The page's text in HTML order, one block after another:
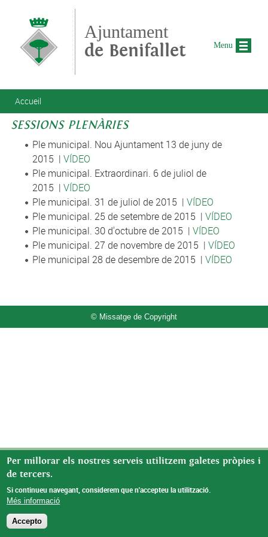
Ajuntament
de Benifallet
Vous êtes ici
Accueil
SESSIONS PLENÀRIES
Ple municipal. Nou Ajuntament 13 de juny de
2015 | VÍDEO
Ple municipal. Extraordinari. 6 de juliol de
2015 | VÍDEO
Ple municipal. 31 de juliol de 2015 | VÍDEO
Ple municipal. 25 de setembre de 2015 | VÍDEO
Ple municipal. 30 d'octubre de 2015 | VÍDEO
Ple municipal. 27 de novembre de 2015 | VÍDEO
Ple municipal 28 de desembre de 2015 | VÍDEO
© Missatge de Copyright
Menu
Per millorar els nostres serveis utilitzem galetes pròpies i
de tercers.
Si continueu navegant, considerem que n'accepteu la utilització.
Més informació
Accepto